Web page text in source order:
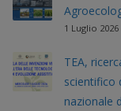
1 Luglio 2026
TEA,
scientifico
nazionale